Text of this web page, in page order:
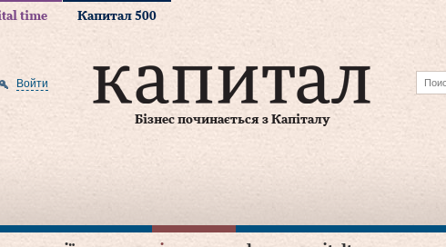
time Капитал 500
Бізнес починається з Капіталу
Войти